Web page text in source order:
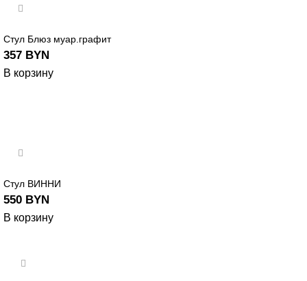
Стул Блюз муар.графит
357 BYN
В корзину
Стул ВИННИ
550 BYN
В корзину